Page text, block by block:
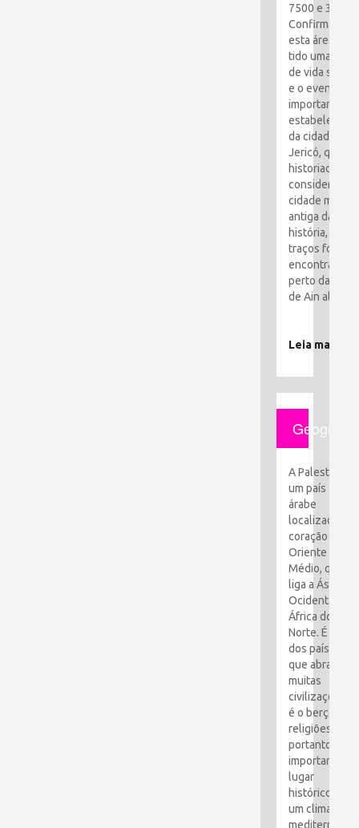
7500 e 3100
Confirma que
esta área tem
tido uma
de vida
e o evento
importante
da cidade de
Jericó, que os
historiadores
consideram a
cidade mais
antiga da
história, seus
traços foram
encontrados
perto da
de Ain al-
Leia mais
Geografia
A Palestina é
um país
árabe
localizado no
coração do
Oriente
Médio, que
liga a Ásia
Ocidental e a
África do
Norte. É um
dos países
que abraçou
muitas
civilizações e
é o berço das
religiões. É,
portanto, um
importante
lugar
histórico com
um clima
mediterrâneo